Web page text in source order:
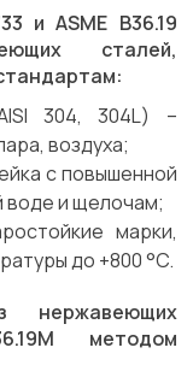
и ASME B36.19
сталей,
304, 304L) –
воздуха;
с повышенной
воде и щелочам;
марки,
до +800 °C.
нержавеющих
методом